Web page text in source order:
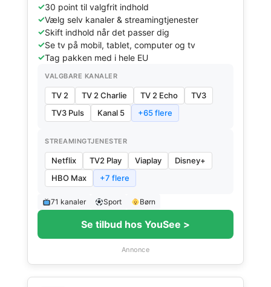
30 point til valgfrit indhold
Vælg selv kanaler & streamingtjenester
Skift indhold når det passer dig
Se tv på mobil, tablet, computer og tv
Tag pakken med i hele EU
VALGBARE KANALER
TV 2 TV 2 Charlie TV 2 Echo
TV3
TV3 Puls
Kanal 5 +65 flere
STREAMINGTJENESTER
Netflix TV2 Play Viaplay
Disney+
HBO Max
+7 flere
71 kanaler Sport Børn
Se tilbud hos YouSee >
Annonce